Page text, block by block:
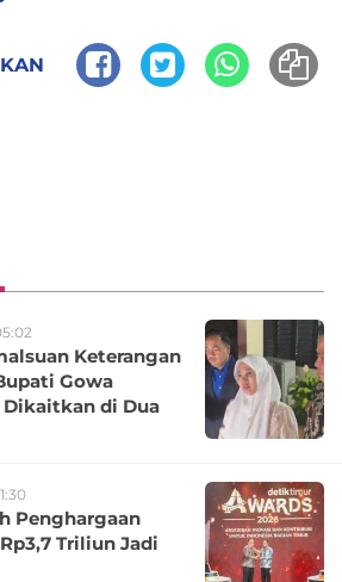
Keterangan
Gowa
Dikaitkan di Dua
Penghargaan
Triliun Jadi